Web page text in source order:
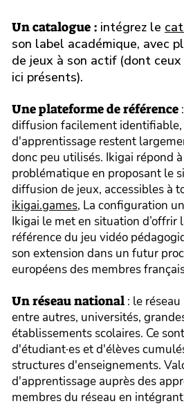
Un catalogue : intégrez le
son label académique, avec
de jeux à son actif (dont
ici présents).
Une plateforme de référence
diffusion facilement identifiable,
d'apprentissage restent
donc peu utilisés. Ikigai répond
problématique en proposant le
diffusion de jeux, accessibles à
ikigai.games, La configuration
Ikigai le met en situation d’offrir
référence du jeu vidéo
son extension dans un futur
européens des membres
Un réseau national : le
entre autres, universités,
établissements scolaires. Ce
d'étudiant·es et d'élèves
structures d'enseignements.
d'apprentissage auprès des
membres du réseau en